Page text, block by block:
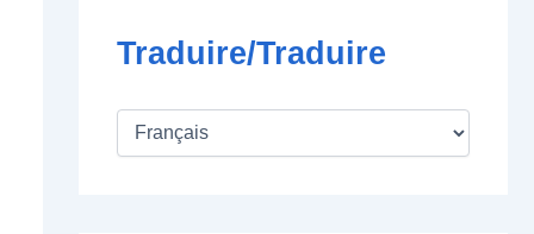
Traduire/Traduire